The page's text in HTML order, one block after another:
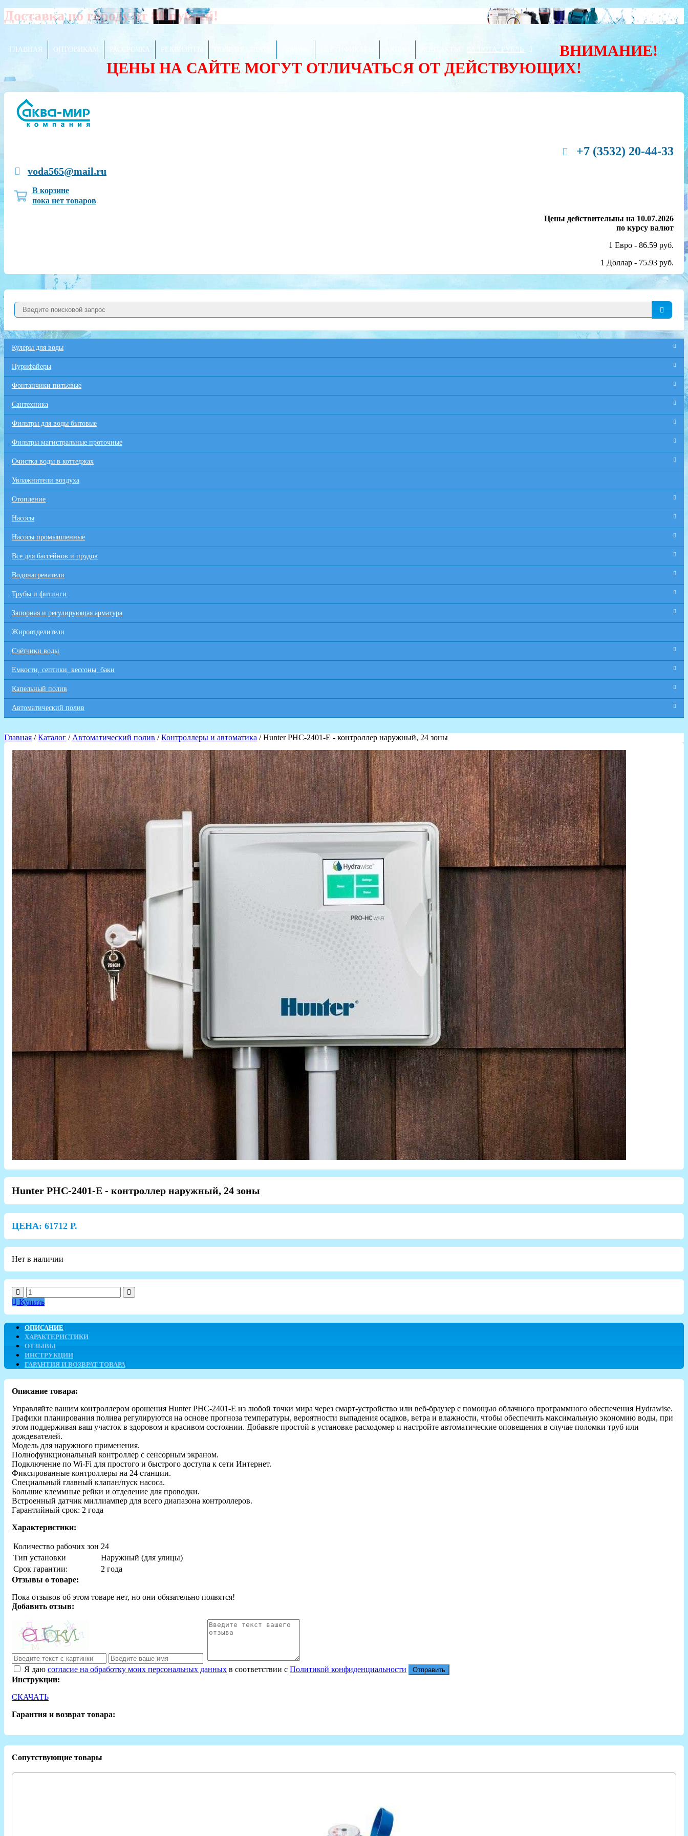
Доставка по городу от 80 рублей!
ГЛАВНАЯ ОПТОВИКАМ РАССРОЧКА РЕКВИЗИТЫ ВАЛЮТА: РУБЛЬ
ВНИМАНИЕ!
ЦЕНЫ НА САЙТЕ МОГУТ ОТЛИЧАТЬСЯ ОТ ДЕЙСТВУЮЩИХ!
+7 (3532) 20-44-33
voda565@mail.ru
В корзине
пока нет товаров
Цены действительны на 10.07.2026
по курсу валют
1 Евро - 86.59 руб.
1 Доллар - 75.93 руб.
Кулеры для воды
Пурифайеры
Фонтанчики питьевые
Сантехника
Фильтры для воды бытовые
Фильтры магистральные проточные
Очистка воды в коттеджах
Увлажнители воздуха
Отопление
Насосы
Насосы промышленные
Все для бaссейнов и прудов
Водонагреватели
Трубы и фитинги
Запорная и регулирующая арматура
Жироотделители
Счётчики воды
Емкости, септики, кессоны, баки
Капельный полив
Автоматический полив
Главная /Каталог / Автоматический полив /Контроллеры и автоматика / Hunter PHC-2401-E - контроллер наружный, 24 зоны
Hunter PHC-2401-E - контроллер наружный, 24 зоны
ЦЕНА: 61712 Р.
Нет в наличии
Купить
ОПИСАНИЕ
ХАРАКТЕРИСТИКИ
ОТЗЫВЫ
ИНСТРУКЦИИ
ГАРАНТИЯ И ВОЗВРАТ ТОВАРА
Описание товара:
Управляйте вашим контроллером орошения Hunter PHC-2401-E из любой точки мира через смарт-устройство или веб-браузер с помощью облачного программного обеспечения Hydrawise.
Графики планирования полива регулируются на основе прогноза температуры, вероятности выпадения осадков, ветра и влажности, чтобы обеспечить максимальную экономию воды, при
этом поддерживая ваш участок в здоровом и красивом состоянии. Добавьте простой в установке расходомер и настройте автоматические оповещения в случае поломки труб или
дождевателей.
Модель для наружного применения.
Полнофункциональный контроллер с сенсорным экраном.
Подключение по Wi-Fi для простого и быстрого доступа к сети Интернет.
Фиксированные контроллеры на 24 станции.
Специальный главный клапан/пуск насоса.
Большие клеммные рейки и отделение для проводки.
Встроенный датчик миллиампер для всего диапазона контроллеров.
Гарантийный срок: 2 года
Характеристики:
Количество рабочих зон 24
Тип установки
Наружный (для улицы)
Срок гарантии:
2 года
Отзывы о товаре:
Пока отзывов об этом товаре нет, но они обязательно появятся!
Добавить отзыв:
Я даю согласие на обработку моих персональных данных в соответствии с Политикой конфиденциальности Отправить
Инструкции:
СКАЧАТЬ
Гарантия и возврат товара:
Сопутствующие товары